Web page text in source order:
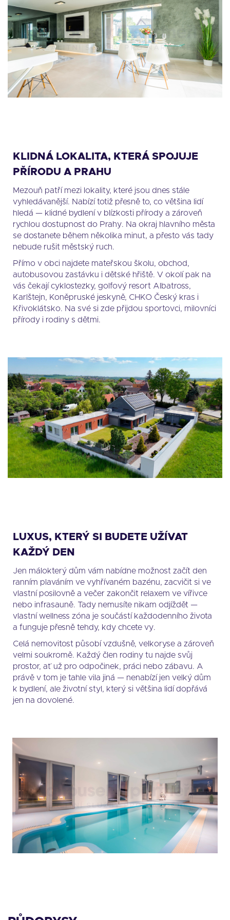
KLIDNÁ LOKALITA, KTERÁ SPOJUJE
PŘÍRODU A PRAHU
Mezouň patří mezi lokality, které jsou dnes stále
vyhledávanější. Nabízí totiž přesně to, co většina lidí
hledá — klidné bydlení v blízkosti přírody a zároveň
rychlou dostupnost do Prahy. Na okraj hlavního města
se dostanete během několika minut, a přesto vás tady
nebude rušit městský ruch.
Přímo v obci najdete mateřskou školu, obchod,
autobusovou zastávku i dětské hřiště. V okolí pak na
vás čekají cyklostezky, golfový resort Albatross,
Karlštejn, Koněpruské jeskyně, CHKO Český kras i
Křivoklátsko. Na své si zde přijdou sportovci, milovníci
přírody i rodiny s dětmi.
LUXUS, KTERÝ SI BUDETE UŽÍVAT
KAŽDÝ DEN
Jen málokterý dům vám nabídne možnost začít den
ranním plaváním ve vyhřívaném bazénu, zacvičit si ve
vlastní posilovně a večer zakončit relaxem ve vířivce
nebo infrasauně. Tady nemusíte nikam odjíždět —
vlastní wellness zóna je součástí každodenního života
a funguje přesně tehdy, kdy chcete vy.
Celá nemovitost působí vzdušně, velkoryse a zároveň
velmi soukromě. Každý člen rodiny tu najde svůj
prostor, ať už pro odpočinek, práci nebo zábavu. A
právě v tom je tahle vila jiná — nenabízí jen velký dům
k bydlení, ale životní styl, který si většina lidí dopřává
jen na dovolené.